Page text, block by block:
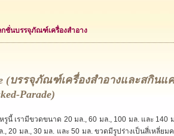
กชั่นบรรจุภัณฑ์เครื่องสำอาง
(บรรจุภัณฑ์เครื่องสำอางและสกินแ
Parade)
นี้ เรามีขวดขนาด 20 มล., 60 มล., 100 มล. และ 140
20 มล., 30 มล. และ 50 มล. ขวดมีรูปร่างเป็นสี่เหลี่ยม